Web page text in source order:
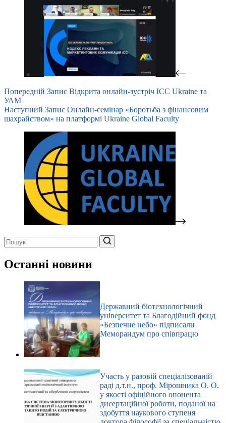
Попередній Запис Відкрита онлайн-зустріч ICC Ukraine та
УАМ
Наступний Запис Онлайн-семінар «Боротьба з фінансовим
шахрайством» на платформі Ukraine Global Faculty
результатів
Останні новини
Державний біотехнологічний
університет та Благодійний фонд
«Безпечне небо» підписали
Меморандум про співпрацю
Участь у разовій спеціалізованій
раді д.т.н., проф. Мірошника О. О.
у якості офіційного опонента
дисертаційної роботи, поданої на
здобуття наукового ступеня